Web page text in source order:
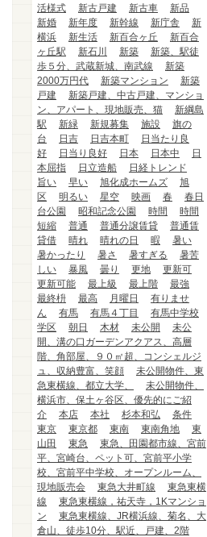
活様式
新古戸建 新古車
新品
新婚
新年度 新幹線 新庁舎
新
横浜
新生活 新百合ヶ丘
新百合
ヶ丘駅
新石川 新築
新築、駅徒
歩５分、武蔵新城、南武線
新築
2000万円代
新築マンション
新築
戸建
新築戸建、中古戸建、マンショ
ン、アパート、現地販売、猫
新綱島
駅
新緑 新規募集 施設
旗の
台
日吉 日吉本町
日当たり良
好
日当り良好 日本 日本中
日
本屈指
日立造船
日経トレンド
旨い
早い 旭化成ホームズ
旭
区
明るい 星空 映画 春
春日
台公園
昭和記念公園 時間
時間
短縮
普通 普通分譲賃貸
普通賃
貸借
晴れ 晴れの日 暇
暑い
暑かったり
暑さ 暑すぎる
暑苦
しい
暴風 曇り 更地
更新可
更新可能
最上級 最上階
最強
最終枡
最高 月曜日
有りませ
ん
有馬 有馬４丁目
有馬中学校
学区
朝日 木材 未公開
未公
開、溝の口ガーデンアクアス、高層
階、角部屋、９０㎡超、コンシェルジ
ュ、収納豊富、笑顔
未公開物件、東
急東横線、都立大学、
未公開物件、
横浜市、保土ヶ谷区、優先的にご紹
介
本店 本社 杉本和弘
条件
東京
東京都 東南 東南角地
東
山田
東急
東急、田園都市線、宮前
平、宮崎台、ペット可、宮前平小学
校、宮前平中学校、オープンルーム、
現地販売会
東急大井町線
東急東横
線
東急東横線，祐天寺，1Kマンショ
ン
東急東横線、JR横浜線、菊名、大
倉山、徒歩10分、駅近、戸建、2階